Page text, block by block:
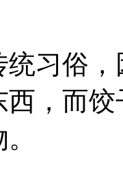
统习俗
，而